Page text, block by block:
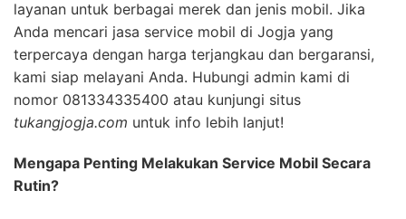
layanan untuk berbagai merek dan jenis mobil. Jika
Anda mencari jasa service mobil di Jogja yang
terpercaya dengan harga terjangkau dan bergaransi,
kami siap melayani Anda. Hubungi admin kami di
nomor 081334335400 atau kunjungi situs
tukangjogja.com untuk info lebih lanjut!
Mengapa Penting Melakukan Service Mobil Secara
Rutin?